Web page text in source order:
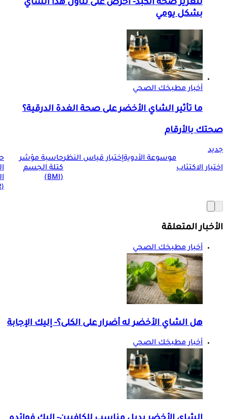
لتعزيز صحة الكبد- احرص على تناول هذا الشاي
بشكل يومي
أخبار مطبخك الصحي
ما تأثير الشاي الأخضر على صحة الغدة الدرقية؟
صحتك بالأرقام
جديد
اختبار الاكتئاب
موسوعة الأدويةإختبار قياس النظرحاسبة مؤشر
كتلة الجسم
(BMI)
(BMR)
الأخبار المتعلقة
أخبار مطبخك الصحي
هل الشاي الأخضر له أضرار على الكلى؟- إليك الإجابة
أخبار مطبخك الصحي